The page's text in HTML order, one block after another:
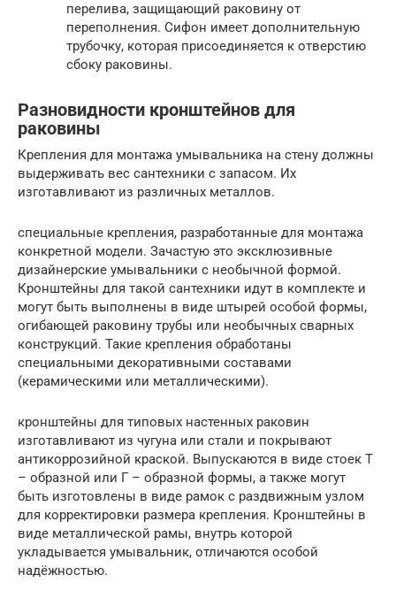
перелива, защищающий раковину от
переполнения. Сифон имеет дополнительную
трубочку, которая присоединяется к отверстию
сбоку раковины.
Разновидности кронштейнов для
раковины
Крепления для монтажа умывальника на стену должны
выдерживать вес сантехники с запасом. Их
изготавливают из различных металлов.
специальные крепления, разработанные для монтажа
конкретной модели. Зачастую это эксклюзивные
дизайнерские умывальники с необычной формой.
Кронштейны для такой сантехники идут в комплекте и
могут быть выполнены в виде штырей особой формы,
огибающей раковину трубы или необычных сварных
конструкций. Такие крепления обработаны
специальными декоративными составами
(керамическими или металлическими).
кронштейны для типовых настенных раковин
изготавливают из чугуна или стали и покрывают
антикоррозийной краской. Выпускаются в виде стоек Т
– образной или Г – образной формы, а также могут
быть изготовлены в виде рамок с раздвижным узлом
для корректировки размера крепления. Кронштейны в
виде металлической рамы, внутрь которой
укладывается умывальник, отличаются особой
надёжностью.